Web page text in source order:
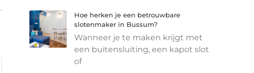
Hoe herken je een betrouwbare
slotenmaker in Bussum?
Wanneer je te maken krijgt met
een buitensluiting, een kapot slot
of